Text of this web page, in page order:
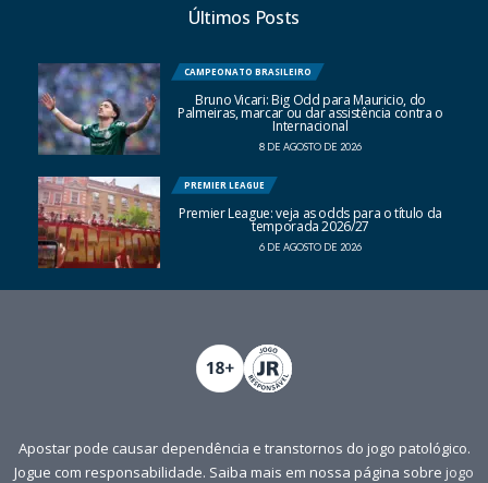
Últimos Posts
CAMPEONATO BRASILEIRO
Bruno Vicari: Big Odd para Mauricio, do
Palmeiras, marcar ou dar assistência contra o
Internacional
8 DE AGOSTO DE 2026
PREMIER LEAGUE
Premier League: veja as odds para o título da
temporada 2026/27
6 DE AGOSTO DE 2026
Apostar pode causar dependência e transtornos do jogo patológico.
Jogue com responsabilidade. Saiba mais em nossa página sobre jogo